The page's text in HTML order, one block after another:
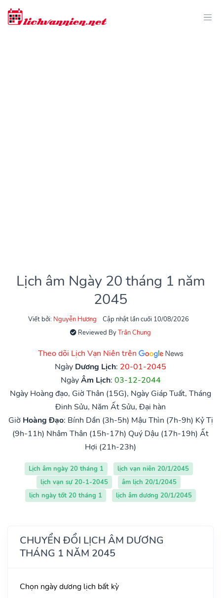
Lịch âm Ngày 20 tháng 1 năm
2045
Viết bởi: Nguyễn Hương
Cập nhật lần cuối 10/08/2026
Reviewed ByTrần Chung
Theo dõi Lịch Vạn Niên trên
Ngày Dương Lịch: 20-01-2045
NgàyÂm Lịch: 03-12-2044
Ngày Hoàng đạo, Giờ Thân (15G), Ngày Giáp Tuất, Tháng
Đinh Sửu, Năm Ất Sửu, Đại hàn
Giờ Hoàng Đạo: Bính Dần (3h-5h) Mậu Thìn (7h-9h) Kỷ Tị
(9h-11h) Nhâm Thân (15h-17h) Quý Dậu (17h-19h) Ất
Hợi (21h-23h)
Lịch âm ngày 20 tháng 1
lịch vạn niên 20/1/2045
lịch vạn sự 20-1-2045
âm lịch 20/1/2045
lịch ngày tốt 20 tháng 1
lịch âm dương 20/1/2045
CHUYỂN ĐỔI LỊCH ÂM DƯƠNG
THÁNG 1 NĂM 2045
Chọn ngày dương lịch bất kỳ